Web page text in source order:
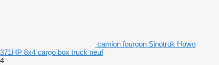
camion fourgon Sinotruk Howo
371HP 8x4 cargo box truck neuf
4